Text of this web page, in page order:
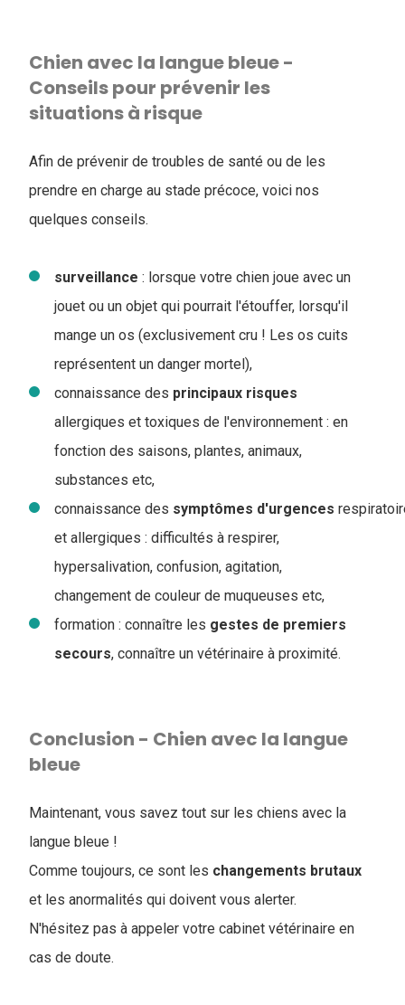
Chien avec la langue bleue -
Conseils pour prévenir les
situations à risque
Afin de prévenir de troubles de santé ou de les
prendre en charge au stade précoce, voici nos
quelques conseils.
surveillance : lorsque votre chien joue avec un
jouet ou un objet qui pourrait l'étouffer, lorsqu'il
mange un os (exclusivement cru ! Les os cuits
représentent un danger mortel),
connaissance des principaux risques
allergiques et toxiques de l'environnement : en
fonction des saisons, plantes, animaux,
substances etc,
connaissance des symptômes d'urgences
et allergiques : difficultés à respirer,
hypersalivation, confusion, agitation,
changement de couleur de muqueuses etc,
formation : connaître les gestes de premiers
secours, connaître un vétérinaire à proximité.
Conclusion - Chien avec la langue
bleue
Maintenant, vous savez tout sur les chiens avec la
langue bleue !
Comme toujours, ce sont les changements brutaux
et les anormalités qui doivent vous alerter.
N'hésitez pas à appeler votre cabinet vétérinaire en
cas de doute.